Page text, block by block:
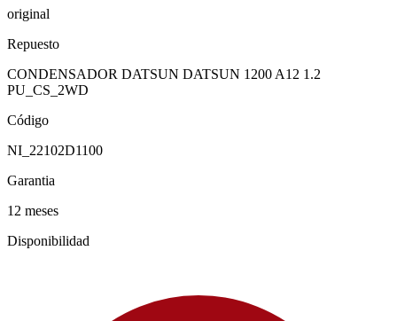
original
Repuesto
CONDENSADOR DATSUN DATSUN 1200 A12 1.2
PU_CS_2WD
Código
NI_22102D1100
Garantia
12 meses
Disponibilidad